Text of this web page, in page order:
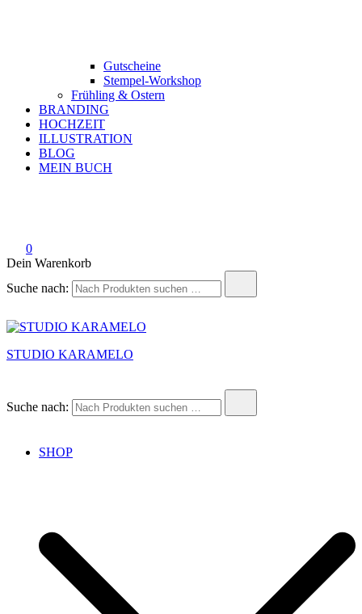
Gutscheine
Stempel-Workshop
Frühling & Ostern
BRANDING
HOCHZEIT
ILLUSTRATION
BLOG
MEIN BUCH
0
Dein Warenkorb
Suche nach:
STUDIO KARAMELO
Suche nach:
SHOP